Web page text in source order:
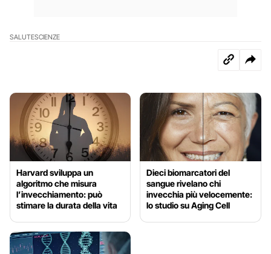
SALUTESCIENZE
Harvard sviluppa un
algoritmo che misura
l’invecchiamento: può
stimare la durata della vita
Dieci biomarcatori del
sangue rivelano chi
invecchia più velocemente:
lo studio su Aging Cell